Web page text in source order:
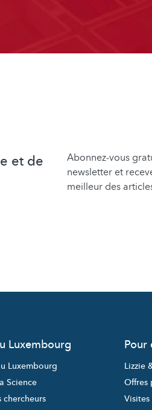
et de
Abonnez-vous
newsletter et
meilleur des
Luxembourg
Luxembourg
Science
chercheurs
Pour
Lizzie
Offres